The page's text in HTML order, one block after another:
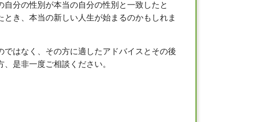
分の性別が本当の自分の性別と一致したと
き、本当の新しい人生が始まるのかもしれま
はなく、その方に適したアドバイスとその後
是非一度ご相談ください。